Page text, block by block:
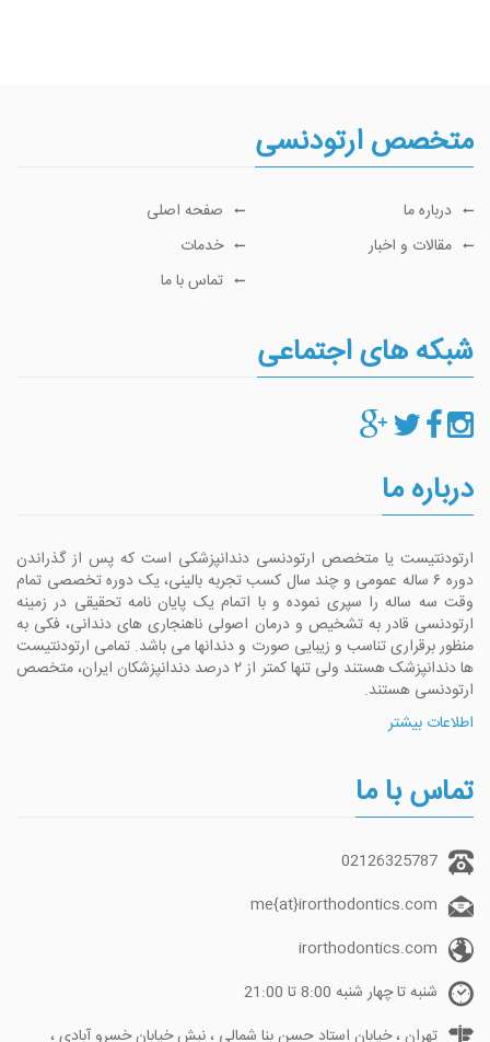
متخصص ارتودنسی
صفحه اصلی
درباره ما
خدمات
مقالات و اخبار
تماس با ما
شبکه های اجتماعی
درباره ما
ارتودنتیست یا متخصص ارتودنسی دندانپزشکی است که پس از گذراندن
دوره ۶ ساله عمومی و چند سال کسب تجربه بالینی، یک دوره تخصصی تمام
وقت سه ساله را سپری نموده و با اتمام یک پایان نامه تحقیقی در زمینه
ارتودنسی قادر به تشخیص و درمان اصولی ناهنجاری های دندانی، فکی به
منظور برقراری تناسب و زیبایی صورت و دندانها می باشد. تمامی ارتودنتیست
ها دندانپزشک هستند ولی تنها کمتر از ۲ درصد دندانپزشکان ایران، متخصص
ارتودنسی هستند.
اطلاعات بیشتر
تماس با ما
02126325787
me{at}irorthodontics.com
irorthodontics.com
شنبه تا چهار شنبه 8:00 تا 21:00
تهران ، خیابان استاد حسن بنا شمالی ، نبش خیابان خسرو آبادی ،